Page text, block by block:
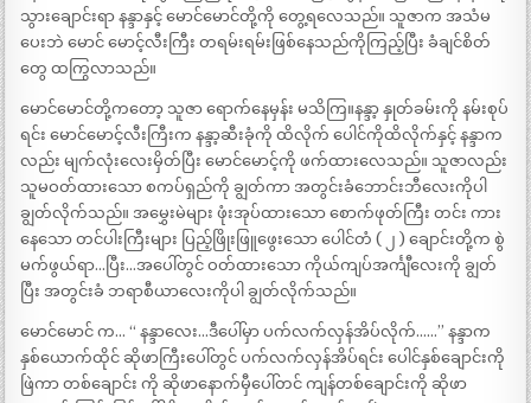
သွားချောင်းရာ နန္ဒာနှင့် မောင်မောင်တို့ကို တွေ့ရလေသည်။ သူဇာက အသံမ
ပေးဘဲ မောင် မောင့်လီးကြီး တရမ်းရမ်းဖြစ်နေသည်ကိုကြည့်ပြီး ခံချင်စိတ်
တွေ ထကြွလာသည်။
မောင်မောင်တို့ကတော့ သူဇာ ရောက်နေမှန်း မသိကြ။နန္ဒာ့ နှုတ်ခမ်းကို နမ်းစုပ်
ရင်း မောင်မောင့်လီးကြီးက နန္ဒာ့ဆီးခုံကို ထိလိုက် ပေါင်ကိုထိလိုက်နှင့် နန္ဒာက
လည်း မျက်လုံးလေးမှိတ်ပြီး မောင်မောင့်ကို ဖက်ထားလေသည်။ သူဇာလည်း
သူမဝတ်ထားသော စကပ်ရှည်ကို ချွတ်ကာ အတွင်းခံဘောင်းဘီလေးကိုပါ
ချွတ်လိုက်သည်။ အမွှေးမဲများ ဖုံးအုပ်ထားသော စောက်ဖုတ်ကြီး တင်း ကား
နေသော တင်ပါးကြီးများ ပြည့်ဖြိုးဖြူဖွေးသော ပေါင်တံ ( ၂ ) ချောင်းတို့က စွဲ
မက်ဖွယ်ရာ…ပြီး…အပေါ်တွင် ဝတ်ထားသော ကိုယ်ကျပ်အင်္ကျီလေးကို ချွတ်
ပြီး အတွင်းခံ ဘရာစီယာလေးကိုပါ ချွတ်လိုက်သည်။
မောင်မောင် က… “ နန္ဒာလေး…ဒီပေါ်မှာ ပက်လက်လှန်အိပ်လိုက်……” နန္ဒာက
နှစ်ယောက်ထိုင် ဆိုဖာကြီးပေါ်တွင် ပက်လက်လှန်အိပ်ရင်း ပေါင်နှစ်ချောင်းကို
ဖြဲကာ တစ်ချောင်း ကို ဆိုဖာနောက်မှီပေါ်တင် ကျန်တစ်ချောင်းကို ဆိုဖာ